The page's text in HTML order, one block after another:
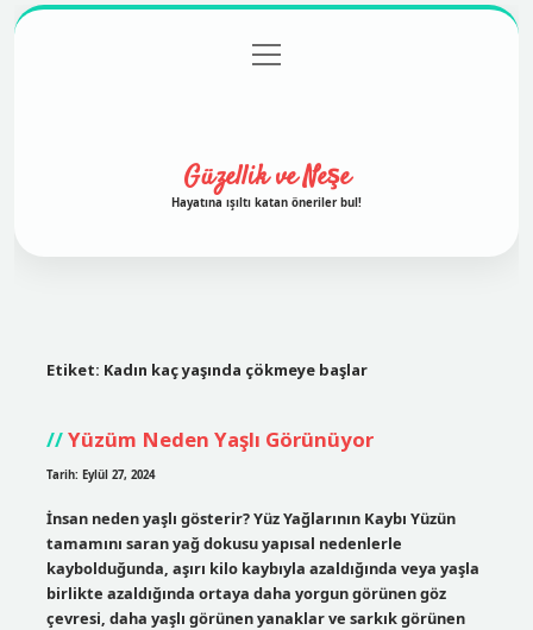
Gizlilik Politikası
menüyü
aç
Güzellik ve Neşe
Hayatına ışıltı katan öneriler bul!
Etiket: Kadın kaç yaşında çökmeye başlar
Yüzüm Neden Yaşlı Görünüyor
Tarih: Eylül 27, 2024
İnsan neden yaşlı gösterir? Yüz Yağlarının Kaybı Yüzün
tamamını saran yağ dokusu yapısal nedenlerle
kaybolduğunda, aşırı kilo kaybıyla azaldığında veya yaşla
birlikte azaldığında ortaya daha yorgun görünen göz
çevresi, daha yaşlı görünen yanaklar ve sarkık görünen